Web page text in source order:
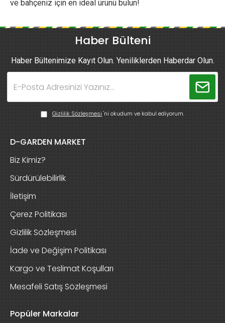
ve bahçeniz için en ideal ürünü bulun!
Haber Bülteni
Haber Bültenimize Kayıt Olun. Yeniliklerden Haberdar Olun.
Gizlilik Sözleşmesi 'ni okudum ve kabul ediyorum.
D-GARDEN MARKET
Biz Kimiz?
Sürdürülebilirlik
İletişim
Çerez Politikası
Gizlilik Sözleşmesi
İade ve Değişim Politikası
Kargo ve Teslimat Koşulları
Mesafeli Satış Sözleşmesi
Popüler Markalar